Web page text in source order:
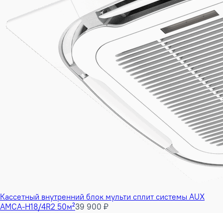
Кассетный внутренний блок мульти сплит системы AUX
AMCA-H18/4R2 50м²39 900 ₽